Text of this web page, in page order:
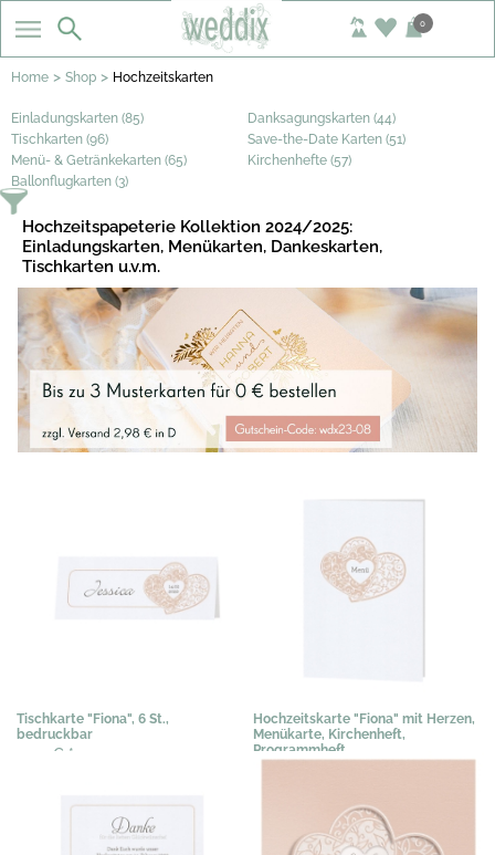
0
Home > Shop > Hochzeitskarten
Einladungskarten (85)
Danksagungskarten (44)
Tischkarten (96)
Save-the-Date Karten (51)
Menü- & Getränkekarten (65)
Kirchenhefte (57)
Ballonflugkarten (3)
Hochzeitspapeterie Kollektion 2024/2025:
Einladungskarten, Menükarten, Dankeskarten,
Tischkarten u.v.m.
Tischkarte "Fiona", 6 St.,
bedruckbar
3,03 € *
Hochzeitskarte "Fiona" mit Herzen,
Menükarte, Kirchenheft,
Programmheft